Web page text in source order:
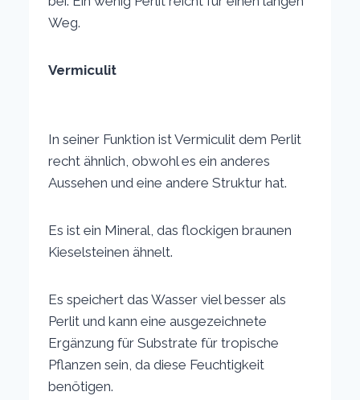
Weg.
Vermiculit
In seiner Funktion ist Vermiculit dem Perlit
recht ähnlich, obwohl es ein anderes
Aussehen und eine andere Struktur hat.
Es ist ein Mineral, das flockigen braunen
Kieselsteinen ähnelt.
Es speichert das Wasser viel besser als
Perlit und kann eine ausgezeichnete
Ergänzung für Substrate für tropische
Pflanzen sein, da diese Feuchtigkeit
benötigen.